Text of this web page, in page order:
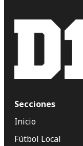
Secciones
Inicio
Fútbol Local